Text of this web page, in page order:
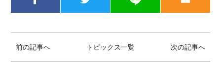
前の記事へ トピックス一覧 次の記事へ